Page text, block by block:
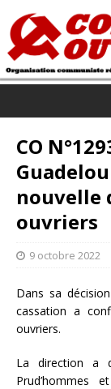
CO
nouvelle
ouvriers
9 octobre 2022
Dans sa
cassation a
ouvriers.
La direction a
Prud’hommes